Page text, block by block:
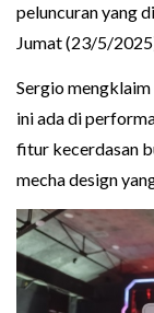
peluncuran yang
Jumat (23/5/
Sergio
ini ada di
fitur kecerdasan
mecha design